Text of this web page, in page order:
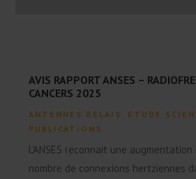
AVIS RAPPORT ANSES –
CANCERS 2025
ANTENNES RELAIS , ETUDE
PUBLICATIONS
L'ANSES reconnait une
nombre de connexions hertziennes